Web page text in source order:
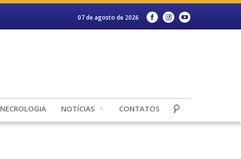
07 de agosto de 2026
NECROLOGIA NOTÍCIAS CONTATOS